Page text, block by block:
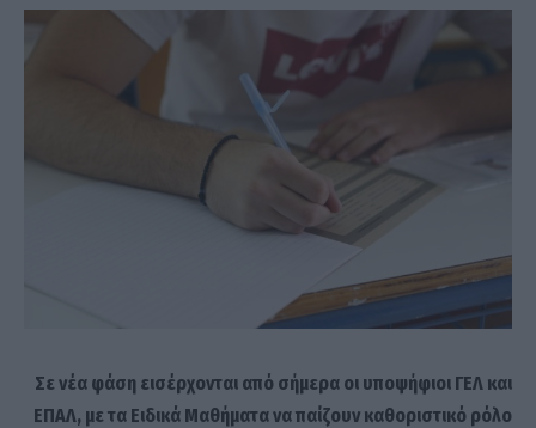
Σε νέα φάση εισέρχονται από σήμερα οι υποψήφιοι ΓΕΛ και
ΕΠΑΛ, με τα Ειδικά Μαθήματα να παίζουν καθοριστικό ρόλο